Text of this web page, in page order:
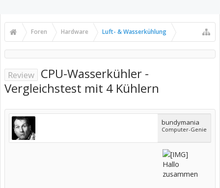
Foren Hardware Luft- & Wasserkühlung
Review
CPU-Wasserkühler -
Vergleichstest mit 4 Kühlern
bundymania
Computer-Genie
Hallo
zusammen